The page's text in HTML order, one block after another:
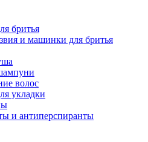
бритья
и машинки для бритья
волос
укладки
и антиперспиранты